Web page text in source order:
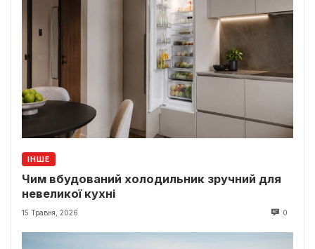
ІНШЕ
Чим вбудований холодильник зручний для
невеликої кухні
15 Травня, 2026 0